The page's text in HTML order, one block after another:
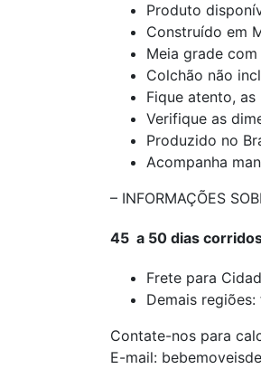
Produto
Construído em
Meia grade
Colchão não
Fique atento,
Verifique as
Produzido no
Acompanha
– INFORMAÇÕES
45 a 50 dias
Frete para
Demais
Contate-nos para
E-mail: